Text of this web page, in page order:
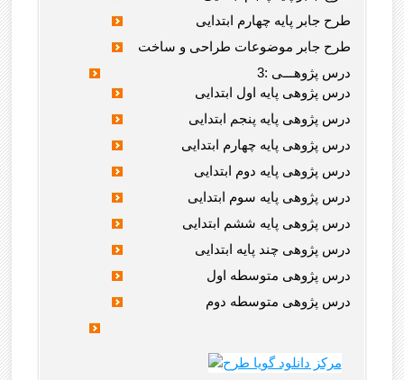
طرح جابر پایه چهارم ابتدایی
طرح جابر موضوعات طراحی و ساخت
3: درس پژوهـــی
درس پژوهی پایه اول ابتدایی
درس پژوهی پایه پنجم ابتدایی
درس پژوهی پایه چهارم ابتدایی
درس پژوهی پایه دوم ابتدایی
درس پژوهی پایه سوم ابتدایی
درس پژوهی پایه ششم ابتدایی
درس پژوهی چند پایه ابتدایی
درس پژوهی متوسطه اول
درس پژوهی متوسطه دوم